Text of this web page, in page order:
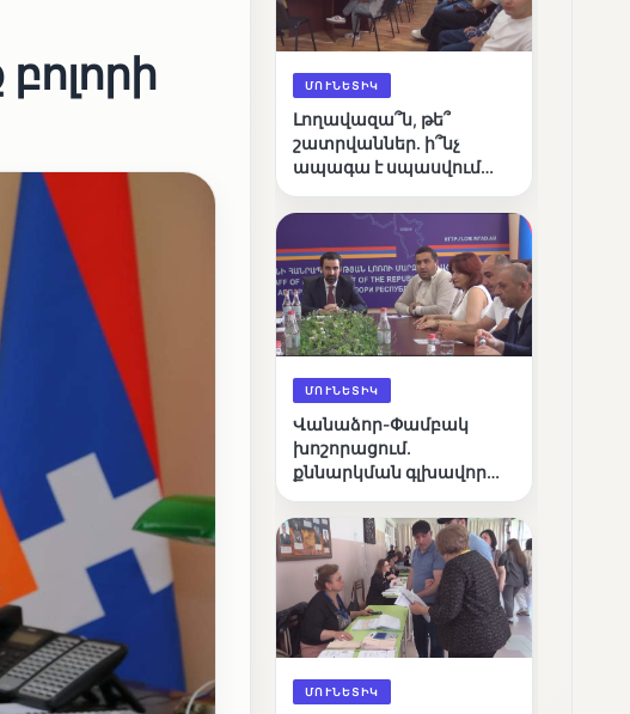
ՄՈՒՆԵՏԻԿ
Լողավազա՞ն, թե՞
շատրվաններ. ի՞նչ
ապագա է սպասվում
լճին
ՄՈՒՆԵՏԻԿ
Վանաձոր-Փամբակ
խոշորացում.
քննարկման գլխավոր
կառավարո՞ւմ, թե՞
քաղաքական նպատակ
ՄՈՒՆԵՏԻԿ